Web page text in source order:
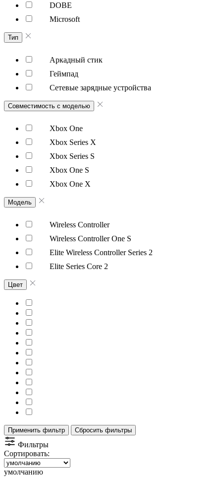
DOBE
Microsoft
Тип
Аркадный стик
Геймпад
Сетевые зарядные устройства
Совместимость c моделью
Xbox One
Xbox Series X
Xbox Series S
Xbox One S
Xbox One X
Модель
Wireless Controller
Wireless Controller One S
Elite Wireless Controller Series 2
Elite Series Core 2
Цвет
Применить фильтр Сбросить фильтры
Фильтры
Сортировать:
умолчанию